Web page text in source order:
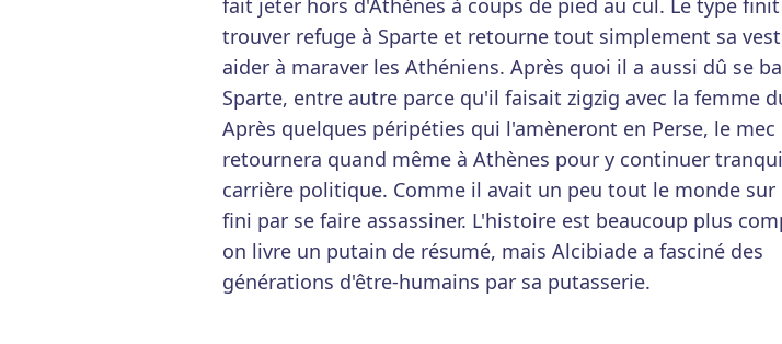
fait jeter hors d'Athènes à coups de pied au cul. Le type
trouver refuge à Sparte et retourne tout simplement sa
aider à maraver les Athéniens. Après quoi il a aussi dû se
Sparte, entre autre parce qu'il faisait zigzig avec la femme
Après quelques péripéties qui l'amèneront en Perse, le mec
retournera quand même à Athènes pour y continuer
carrière politique. Comme il avait un peu tout le monde sur
fini par se faire assassiner. L'histoire est beaucoup plus
on livre un putain de résumé, mais Alcibiade a fasciné des
générations d'être-humains par sa putasserie.